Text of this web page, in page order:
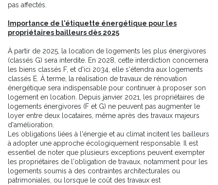
pas affectés.
Importance de l'étiquette énergétique pour les
propriétaires bailleurs dès 2025
À partir de 2025, la location de logements les plus énergivores
(classés G) sera interdite. En 2028, cette interdiction concernera
les biens classés F, et d'ici 2034, elle s'étendra aux logements
classés E. À terme, la réalisation de travaux de rénovation
énergétique sera indispensable pour continuer à proposer son
logement en location. Depuis janvier 2021, les propriétaires de
logements énergivores (F et G) ne peuvent pas augmenter le
loyer entre deux locataires, même après des travaux majeurs
d'amélioration.
Les obligations liées à l'énergie et au climat incitent les bailleurs
à adopter une approche écologiquement responsable. Il est
essentiel de noter que plusieurs exceptions peuvent exempter
les propriétaires de l'obligation de travaux, notamment pour les
logements soumis à des contraintes architecturales ou
patrimoniales, ou lorsque le coût des travaux est